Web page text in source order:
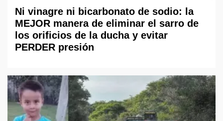
Ni vinagre ni bicarbonato de sodio: la
MEJOR manera de eliminar el sarro de
los orificios de la ducha y evitar
PERDER presión